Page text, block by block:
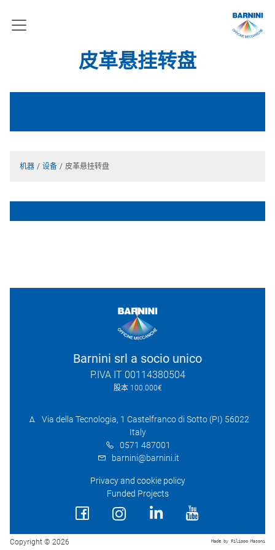
皮革悬挂转盘
机器 设备 皮革悬挂转盘
Barnini srl a socio unico
P.IVA IT 00114380504
股本 100.000€
Via della Tecnologia, 1 Castelfranco di Sotto (PI) 56022
Italy
0571 487001
barnini@barnini.it
Privacy and cookie policy
Funded Projects
Copyright © 2026 Made by Filippo Masoni